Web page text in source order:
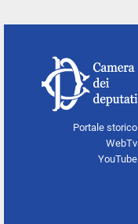
Portale storico
WebTv
YouTube